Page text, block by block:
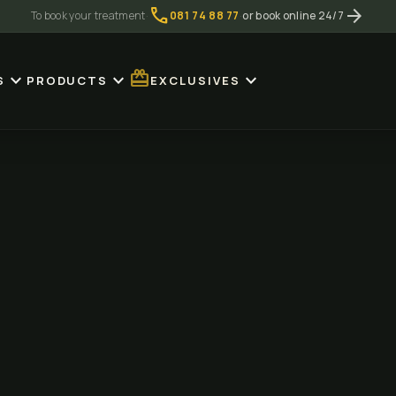
To book your treatment· call081 74 88 77·or book online 24/7 arrow_forward
expand_more PRODUCTS expand_more redeemEXCLUSIVES expand_more